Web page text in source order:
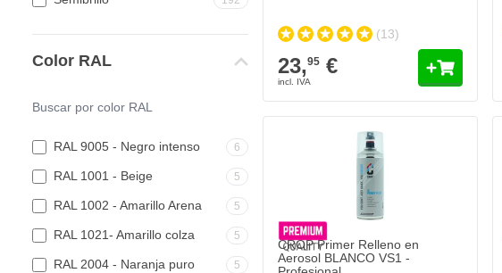
Color RAL
RAL 9005 - Negro intenso 6
RAL 1001 - Beige 5
RAL 1002 - Amarillo Arena 5
RAL 1021- Amarillo colza 5
RAL 2004 - Naranja puro 5
(13)
23,95€
CROP Primer Relleno en
Aerosol BLANCO VS1 -